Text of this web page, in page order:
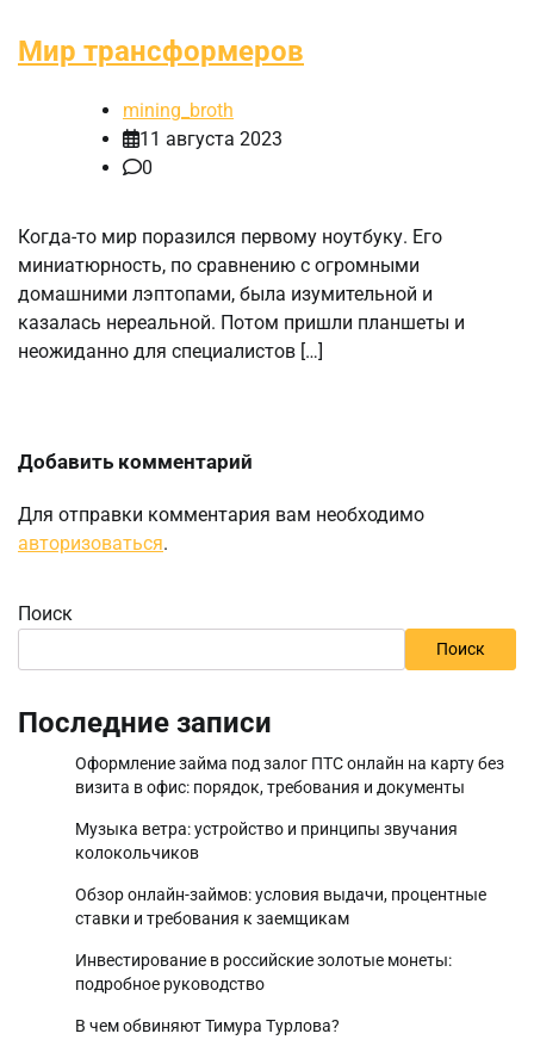
Мир трансформеров
mining_broth
11 августа 2023
0
Когда-то мир поразился первому ноутбуку. Его
миниатюрность, по сравнению с огромными
домашними лэптопами, была изумительной и
казалась нереальной. Потом пришли планшеты и
неожиданно для специалистов […]
Добавить комментарий
Для отправки комментария вам необходимо
авторизоваться.
Поиск
Поиск
Последние записи
Оформление займа под залог ПТС онлайн на карту без
визита в офис: порядок, требования и документы
Музыка ветра: устройство и принципы звучания
колокольчиков
Обзор онлайн-займов: условия выдачи, процентные
ставки и требования к заемщикам
Инвестирование в российские золотые монеты:
подробное руководство
В чем обвиняют Тимура Турлова?